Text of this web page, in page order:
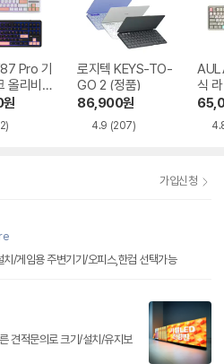
Pro 기
올리비아
원
로지텍 KEYS-TO-
GO 2 (정품)
86,900원
4.9 (207)
식
가입신청
/게임용 주변기기/오피스,한컴 선택가능
견적문의로 크기/설치/유지보